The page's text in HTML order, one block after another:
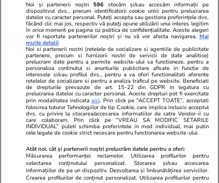
GSP.ro
A murit Spiridon, tatăl lui Adrian
Mutu » Fan Știința, părinte
exigent + Pasiunea transmisă
printr-o pereche de jambiere
GSP.ro
Titi Aur
în
echipa a
vorba de
Adevărații
acolo”
Noi și partenerii noștri 596 stocăm și/sau accesăm informații pe
dispozitivul dvs., precum identificatorii cookie unici pentru prelucrarea
datelor cu caracter personal. Puteți accepta sau gestiona preferințele dvs.
făcând clic mai jos, respectiv vă puteți opune utilizării unui interes legitim
în orice moment pe pagina cu politica de confidențialitate. Aceste alegeri
vor fi raportate partenerilor noștri și nu vă vor afecta navigarea. Mai
multe detalii
Noi si partenerii nostri (retelele de socializare si agentiile de publicitate
partenere, precum si furnizorii nostri de servicii de date analitice)
prelucram date pentru a permite website-ului sa functioneze, pentru a
personaliza continutul si anunturile publicitare afisate in functie de
interesele si/sau profilul dvs., pentru a va oferi functionalitati aferente
retelelor de socializare si pentru a analiza traficul pe website. Beneficiati
de drepturile prevazute de art. 15-22 din GDPR in legatura cu
prelucrarea datelor cu caracter personal. Aceste drepturi pot fi exercitate
prin modalitatea indicataaici. Prin click pe “ACCEPT TOATE”, acceptati
folosirea tuturor Tehnologiilor de tip Cookie, care implica inclusiv acceptul
dvs. cu privire la stocarea/accesarea informatiilor de catre Vendor-ii cu
care colaboram. Prin click pe “VREAU SA MODIFIC SETARILE
INDIVIDUAL” puteti schimba preferintele in mod individual, mai putin
cele legate de cookie strict necesare pentru functionarea website-ului.
Atât noi, cât și partenerii noștri prelucrăm datele pentru a oferi:
Măsurarea performanței reclamelor. Utilizarea profilurilor pentru
selectarea conținutului personalizat. Stocarea și/sau accesarea
informațiilor de pe un dispozitiv. Dezvoltarea și îmbunătățirea serviciilor.
Crearea profilurilor de conținut personalizat. Utilizarea profilurilor pentru